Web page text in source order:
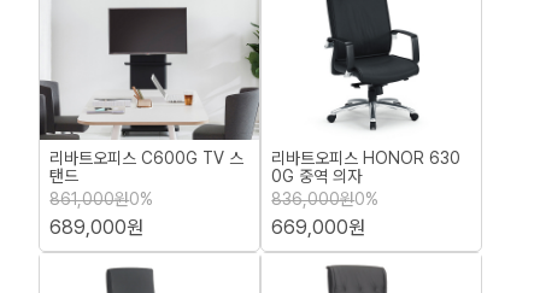
리바트오피스 C600G TV 스
탠드
861,000원0%
689,000원
리바트오피스 HONOR 630
0G 중역 의자
836,000원0%
669,000원